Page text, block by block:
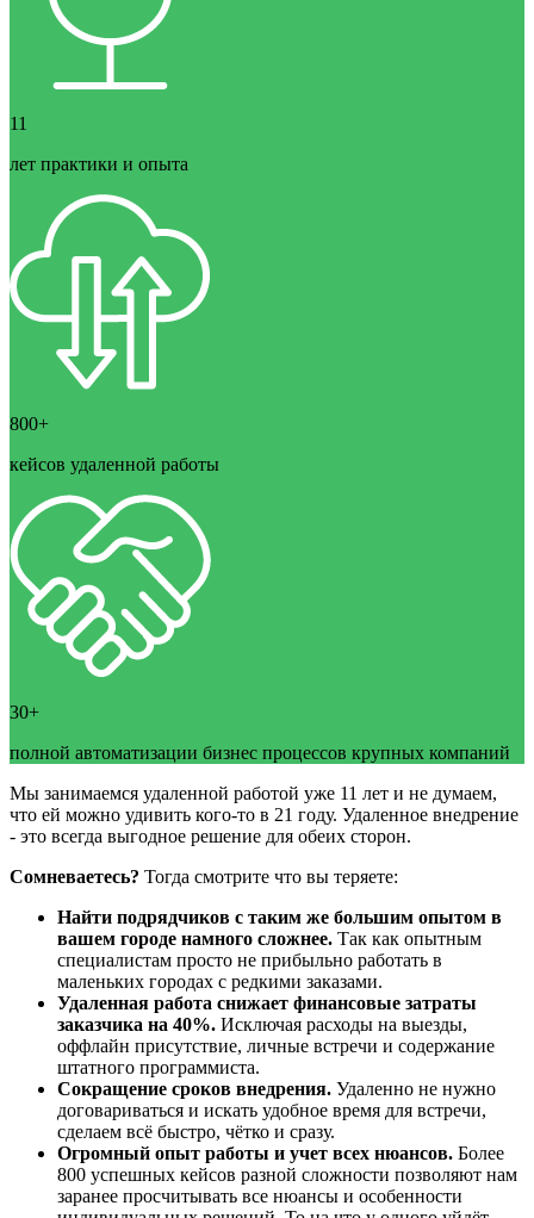
11
лет практики и опыта
800+
кейсов удаленной работы
30+
полной автоматизации бизнес процессов крупных компаний
Мы занимаемся удаленной работой уже 11 лет и не думаем,
что ей можно удивить кого-то в 21 году. Удаленное внедрение
- это всегда выгодное решение для обеих сторон.
Сомневаетесь? Тогда смотрите что вы теряете:
Найти подрядчиков с таким же большим опытом в
вашем городе намного сложнее. Так как опытным
специалистам просто не прибыльно работать в
маленьких городах с редкими заказами.
Удаленная работа снижает финансовые затраты
заказчика на 40%. Исключая расходы на выезды,
оффлайн присутствие, личные встречи и содержание
штатного программиста.
Сокращение сроков внедрения. Удаленно не нужно
договариваться и искать удобное время для встречи,
сделаем всё быстро, чётко и сразу.
Огромный опыт работы и учет всех нюансов. Более
800 успешных кейсов разной сложности позволяют нам
заранее просчитывать все нюансы и особенности